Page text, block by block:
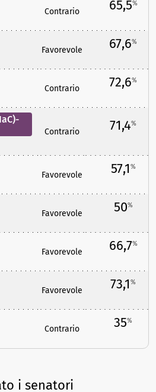
Contrario 65,5%
Favorevole 67,6%
Contrario 72,6%
Contrario 71,4%
Favorevole 57,1%
Favorevole 50%
Favorevole 66,7%
Favorevole 73,1%
Contrario 35%
i senatori